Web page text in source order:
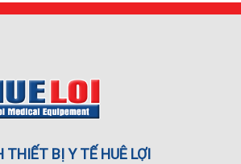
THIẾT BỊ Y TẾ HUÊ LỢI